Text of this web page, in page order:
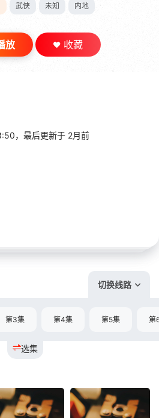
武侠 未知 内地
放 收藏
，最后更新于 2月前
切换线路
选集
第3集 第4集 第5集 第